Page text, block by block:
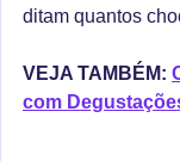
ditam quantos
VEJA TAMBÉM:
com